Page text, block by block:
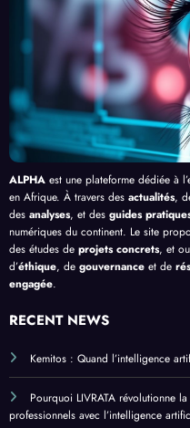
Afriq
isme
en
Afriq
ue
ALPHA est une plateforme dédiée à
en Afrique. À travers des actualités,
des analyses, et des guides
numériques du continent. Le site
des études de projets concrets, et
d’éthique, de gouvernance et de
engagée.
RECENT NEWS
Kemitos : Quand l’intelligence
Pourquoi LIVRATA révolutionne
professionnels avec l’intelligence